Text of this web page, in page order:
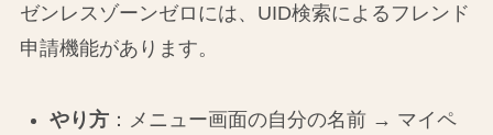
ゼンレスゾーンゼロには、UID検索によるフレンド
申請機能があります。
やり方：メニュー画面の自分の名前 → マイペ